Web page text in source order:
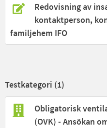
Redovisning av
kontaktperson,
familjehem IFO
Testkategori (1)
Obligatorisk
(OVK) - Ansökan